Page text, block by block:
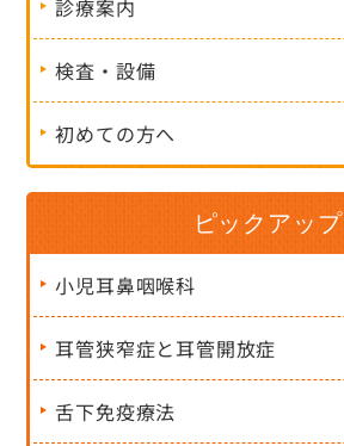
診療案内
検査・設備
初めての方へ
ピックアップ
小児耳鼻咽喉科
耳管狭窄症と耳管開放症
舌下免疫療法